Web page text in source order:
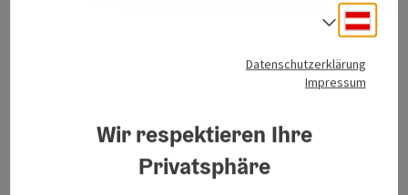
Datenschutzerklärung
Impressum
Wir respektieren Ihre
Privatsphäre